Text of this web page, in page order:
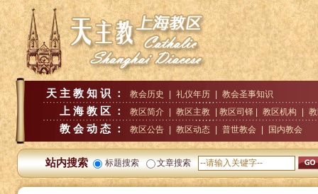
天主教知识： 教会历史 礼仪年历 教会圣事知识
上海教区： 教区简介 教区主教 | 教区司铎 | 教区机构
教会动态： 教区公告 教区动态 普世教会 国内教会
站内搜索 标题搜索 文章搜索